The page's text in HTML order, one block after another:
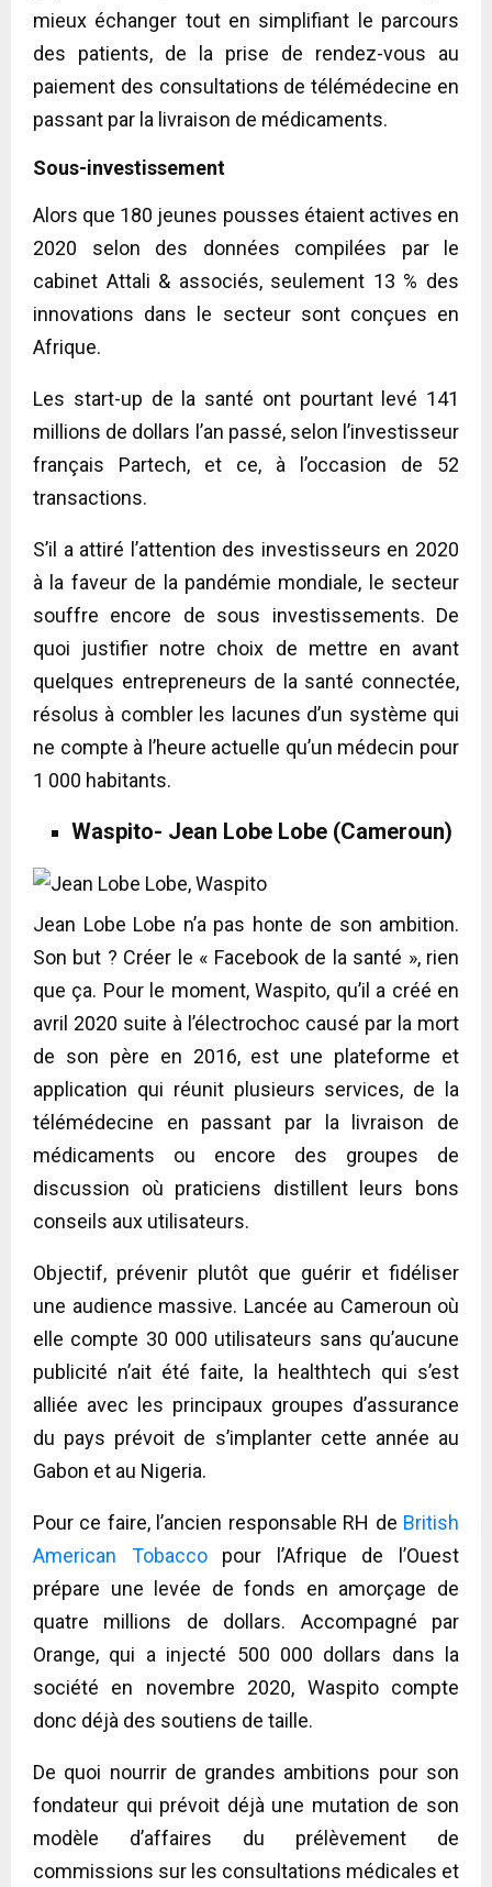
mieux échanger tout en simplifiant le parcours
des patients, de la prise de rendez-vous au
paiement des consultations de télémédecine en
passant par la livraison de médicaments.
Sous-investissement
Alors que 180 jeunes pousses étaient actives en
2020 selon des données compilées par le
cabinet Attali & associés, seulement 13 % des
innovations dans le secteur sont conçues en
Afrique.
Les start-up de la santé ont pourtant levé 141
millions de dollars l’an passé, selon l’investisseur
français Partech, et ce, à l’occasion de 52
transactions.
S’il a attiré l’attention des investisseurs en 2020
à la faveur de la pandémie mondiale, le secteur
souffre encore de sous investissements. De
quoi justifier notre choix de mettre en avant
quelques entrepreneurs de la santé connectée,
résolus à combler les lacunes d’un système qui
ne compte à l’heure actuelle qu’un médecin pour
1 000 habitants.
Waspito- Jean Lobe Lobe (Cameroun)
Jean Lobe Lobe n’a pas honte de son ambition.
Son but ? Créer le « Facebook de la santé », rien
que ça. Pour le moment, Waspito, qu’il a créé en
avril 2020 suite à l’électrochoc causé par la mort
de son père en 2016, est une plateforme et
application qui réunit plusieurs services, de la
télémédecine en passant par la livraison de
médicaments ou encore des groupes de
discussion où praticiens distillent leurs bons
conseils aux utilisateurs.
Objectif, prévenir plutôt que guérir et fidéliser
une audience massive. Lancée au Cameroun où
elle compte 30 000 utilisateurs sans qu’aucune
publicité n’ait été faite, la healthtech qui s’est
alliée avec les principaux groupes d’assurance
du pays prévoit de s’implanter cette année au
Gabon et au Nigeria.
Pour ce faire, l’ancien responsable RH de British
American Tobaccopour l’Afrique de l’Ouest
prépare une levée de fonds en amorçage de
quatre millions de dollars. Accompagné par
Orange, qui a injecté 500 000 dollars dans la
société en novembre 2020, Waspito compte
donc déjà des soutiens de taille.
De quoi nourrir de grandes ambitions pour son
fondateur qui prévoit déjà une mutation de son
modèle d’affaires du prélèvement de
commissions sur les consultations médicales et